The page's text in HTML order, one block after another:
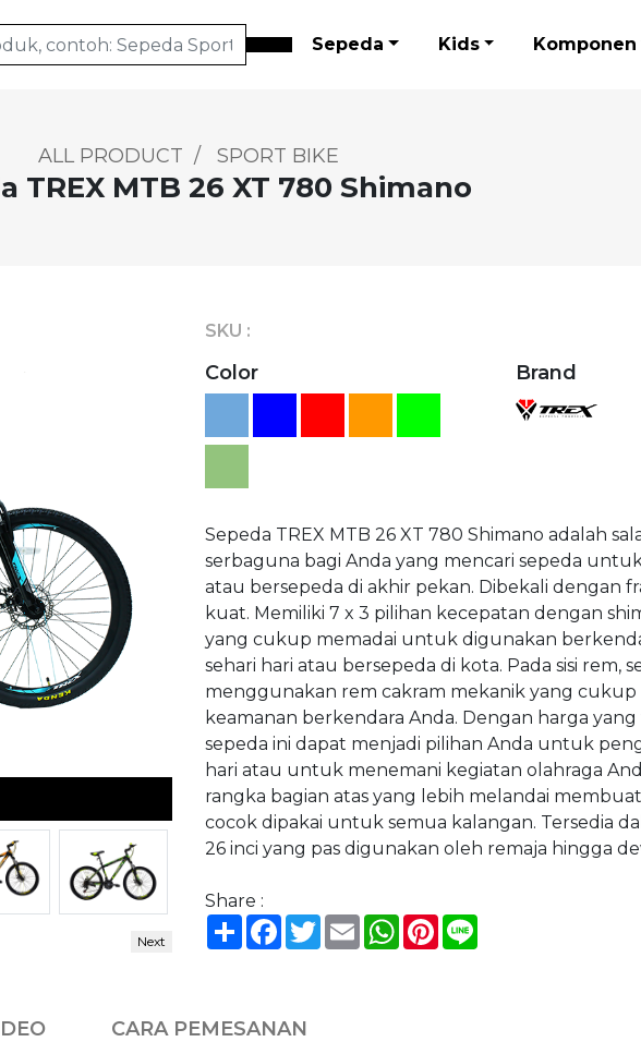
Sepeda Kids Komponen
ALL PRODUCT / SPORT BIKE
TREX MTB 26 XT 780 Shimano
Next
SKU :
Color Brand
Sepeda TREX MTB 26 XT 780 Shimano adalah
serbaguna bagi Anda yang mencari sepeda
atau bersepeda di akhir pekan. Dibekali dengan
kuat. Memiliki 7 x 3 pilihan kecepatan dengan
yang cukup memadai untuk digunakan
sehari hari atau bersepeda di kota. Pada sisi rem,
menggunakan rem cakram mekanik yang
keamanan berkendara Anda. Dengan harga
sepeda ini dapat menjadi pilihan Anda untuk
hari atau untuk menemani kegiatan olahraga
rangka bagian atas yang lebih melandai
cocok dipakai untuk semua kalangan. Tersedia
26 inci yang pas digunakan oleh remaja hingga
Share :
ShareFacebook
TwitterEmailWhatsApp
Pinterest
CARA PEMESANAN